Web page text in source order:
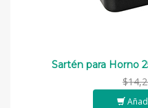
Sartén para Horno